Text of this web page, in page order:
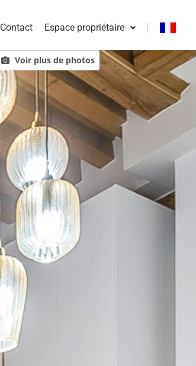
Contact Espace propriétaire
English
Voir plus de photos